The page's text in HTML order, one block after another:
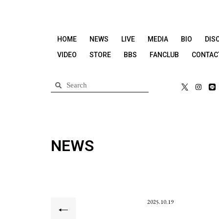
HOME NEWS LIVE MEDIA BIO
VIDEO
STORE BBS FANCLUB
NEWS
2025.10.19